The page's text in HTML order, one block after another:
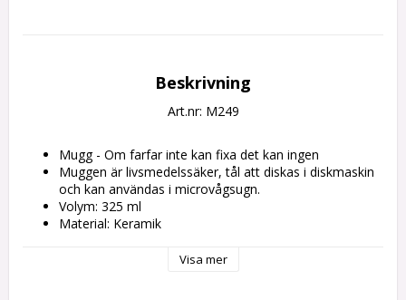
Beskrivning
Art.nr: M249
Mugg - Om farfar inte kan fixa det kan ingen
Muggen är livsmedelssäker, tål att diskas i diskmaskin
och kan användas i microvågsugn.
Volym: 325 ml
Material: Keramik
Visa mer